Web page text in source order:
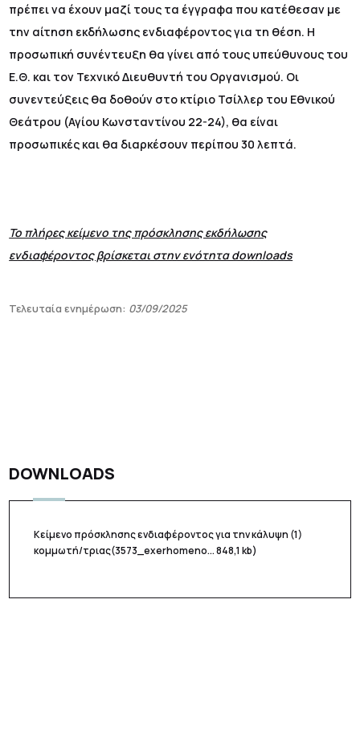
πρέπει να έχουν μαζί τους τα έγγραφα που κατέθεσαν με
την αίτηση εκδήλωσης ενδιαφέροντος για τη θέση. Η
προσωπική συνέντευξη θα γίνει από τους υπεύθυνους του
Ε.Θ. και τον Τεχνικό Διευθυντή του Οργανισμού. Οι
συνεντεύξεις θα δοθούν στο κτίριο Τσίλλερ του Εθνικού
Θεάτρου (Αγίου Κωνσταντίνου 22-24), θα είναι
προσωπικές και θα διαρκέσουν περίπου 30 λεπτά.
Το πλήρες κείμενο της πρόσκλησης εκδήλωσης
ενδιαφέροντος βρίσκεται στην ενότητα downloads
Τελευταία ενημέρωση: 03/09/2025
DOWNLOADS
Κείμενο πρόσκλησης ενδιαφέροντος για την κάλυψη (1)
κομμωτή/τριας(3573_exerhomeno... 848,1 kb)